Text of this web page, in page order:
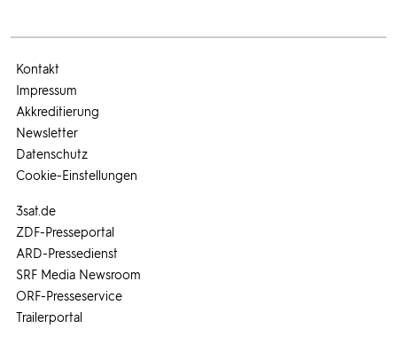
3sat.de
ZDF-Presseportal
ARD-Pressedienst
SRF Media Newsroom
ORF-Presseservice
Trailerportal
Kontakt
Impressum
Akkreditierung
Newsletter
Datenschutz
Cookie-Einstellungen